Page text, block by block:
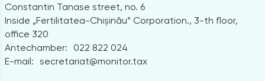
Constantin Tanase street, no. 6
Inside „Fertilitatea-Chișinău” Corporation., 3-th floor,
office 320
Antechamber:
022 822 024
E-mail: secretariat@monitor.tax